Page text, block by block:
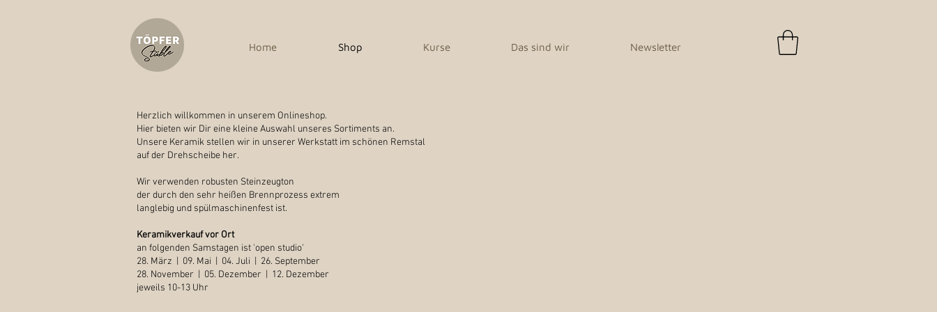
Home Shop Kurse Das sind wir Newsletter
Herzlich willkommen in unserem Onlineshop.
Hier bieten wir Dir eine kleine Auswahl unseres Sortiments an.
Unsere Keramik stellen wir in unserer Werkstatt im schönen Remstal
auf der Drehscheibe her.
Wir verwenden robusten Steinzeugton
der durch den sehr heißen Brennprozess extrem
langlebig und spülmaschinenfest ist.
Keramikverkauf vor Ort
an folgenden Samstagen ist 'open studio'
28. März | 09. Mai | 04. Juli | 26. September
28. November | 05. Dezember | 12. Dezember
jeweils 10-13 Uhr